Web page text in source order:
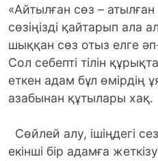
«Айтылған сөз –
сөзіңізді қайтарып ала
шыққан сөз отыз елге
Сол себепті тілін
еткен адам бұл өмірдің
азабынан құтылары хақ.
Сөйлей алу, ішіңдегі
екінші бір адамға